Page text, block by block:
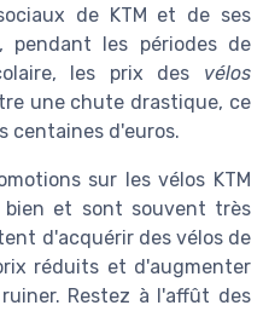
de KTM et de ses
pendant les périodes de
les prix des vélos
une chute drastique, ce
centaines d'euros.
sur les vélos KTM
et sont souvent très
d'acquérir des vélos de
réduits et d'augmenter
Restez à l'affût des